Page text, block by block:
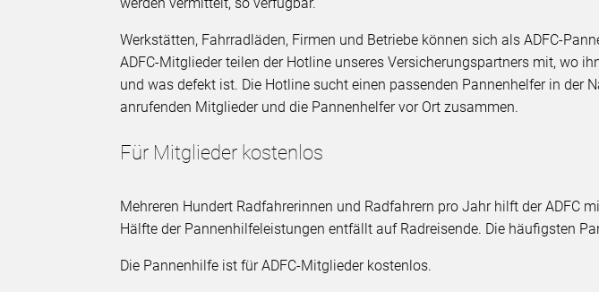
Werkstätten, Fahrradläden, Firmen und Betriebe können sich als ADFC-
ADFC-Mitglieder teilen der Hotline unseres Versicherungspartners mit, wo
und was defekt ist. Die Hotline sucht einen passenden Pannenhelfer in der
anrufenden Mitglieder und die Pannenhelfer vor Ort zusammen.
Für Mitglieder kostenlos
Mehreren Hundert Radfahrerinnen und Radfahrern pro Jahr hilft der ADFC
Hälfte der Pannenhilfeleistungen entfällt auf Radreisende. Die häufigsten
Die Pannenhilfe ist für ADFC-Mitglieder kostenlos.